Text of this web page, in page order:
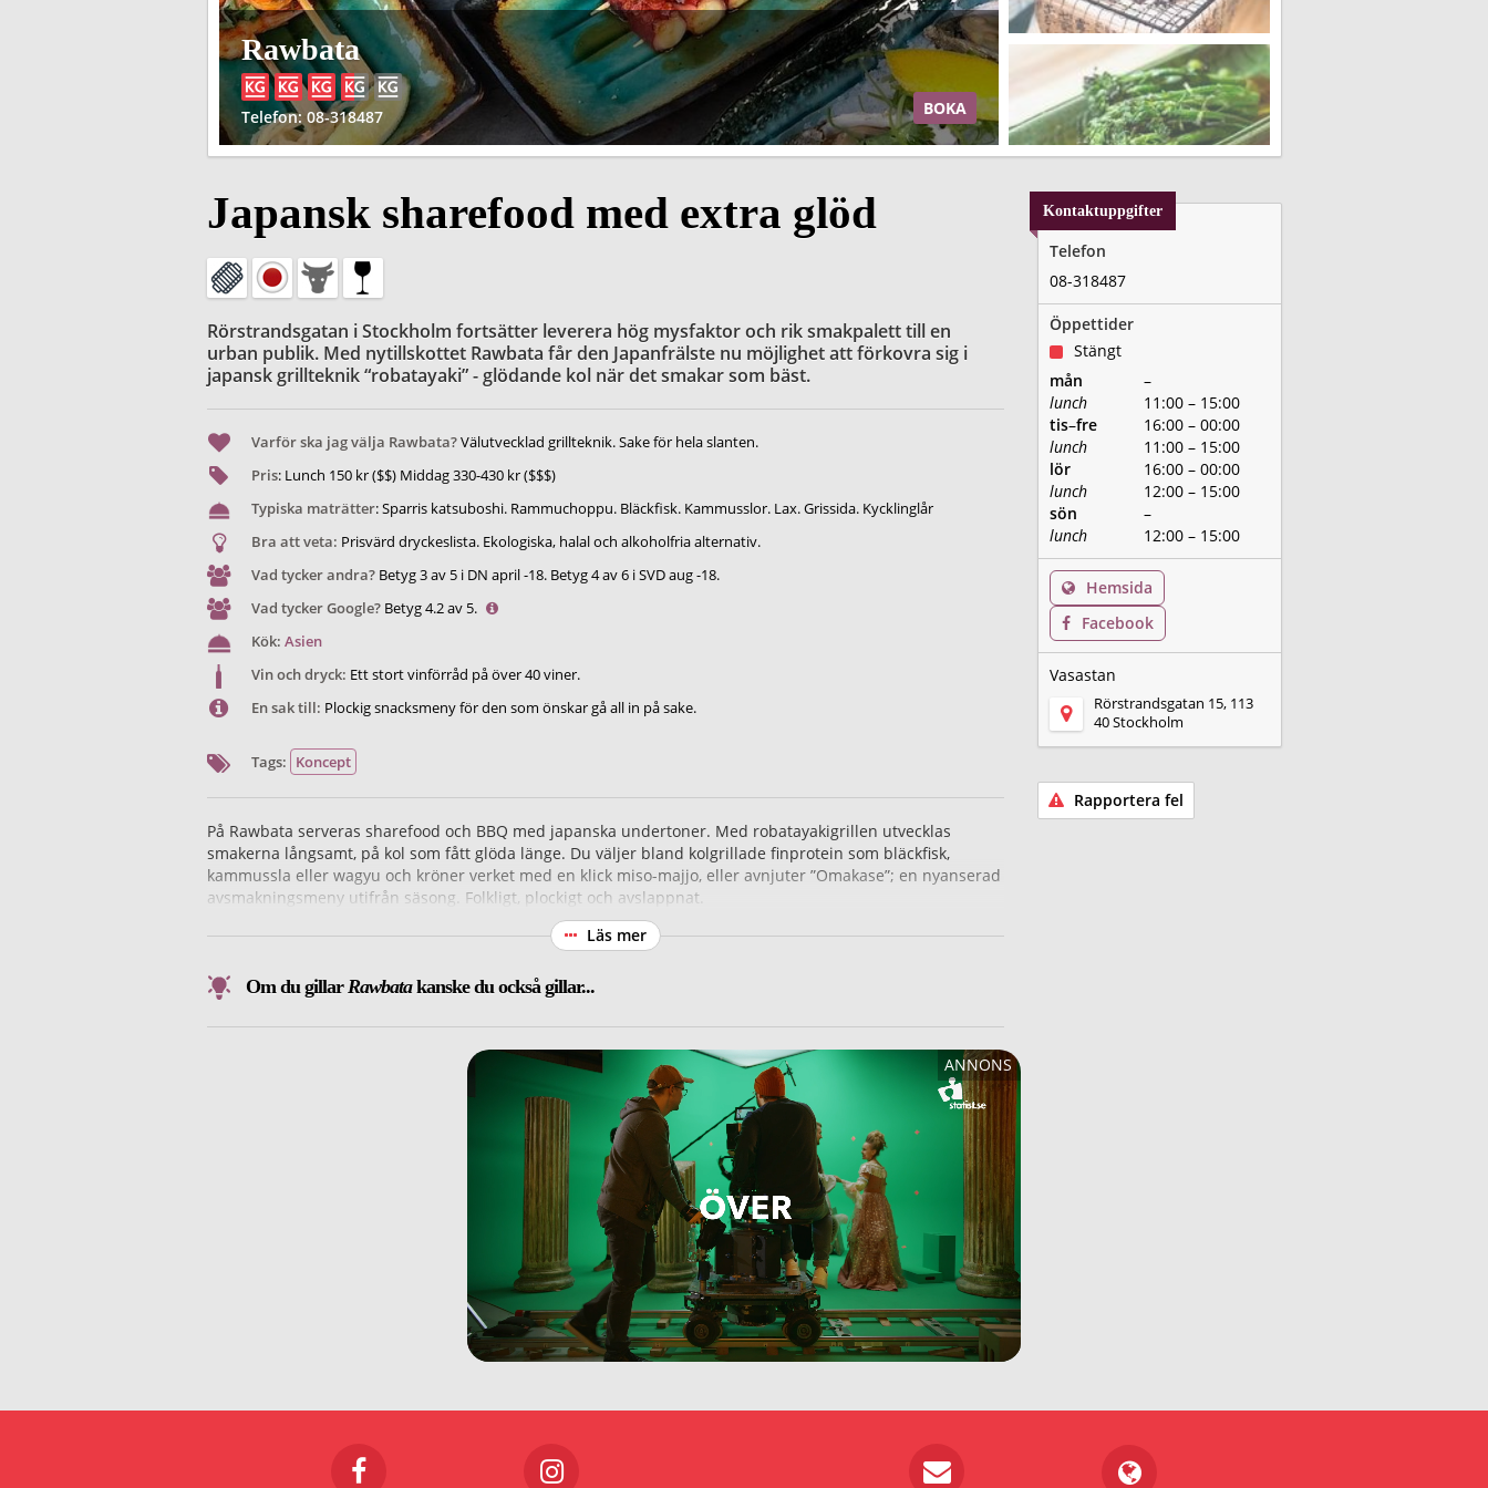
Rawbata
Telefon: 08-318487 BOKA
Japansk sharefood med extra glöd
Rörstrandsgatan i Stockholm fortsätter leverera hög mysfaktor och rik smakpalett till en
urban publik. Med nytillskottet Rawbata får den Japanfrälste nu möjlighet att förkovra sig i
japansk grillteknik “robatayaki” - glödande kol när det smakar som bäst.
Varför ska jag välja Rawbata?Välutvecklad grillteknik. Sake för hela slanten.
Pris: Lunch 150kr ($$) Middag330-430kr ($$$)
Typiska maträtter:Sparris katsuboshi. Rammuchoppu. Bläckfisk. Kammusslor. Lax. Grissida. Kycklinglår
Bra att veta: Prisvärd dryckeslista. Ekologiska, halal och alkoholfria alternativ.
Vad tycker andra? Betyg 3 av 5 i DN april -18. Betyg 4 av 6 i SVD aug -18.
Vad tycker Google? Betyg 4.2 av 5.
Kök: Asien
Vin och dryck: Ett stort vinförråd på över 40 viner.
En sak till: Plockig snacksmeny för den som önskar gå all in på sake.
Tags: Koncept
På Rawbata serveras sharefood och BBQ med japanska undertoner. Med robatayakigrillen utvecklas
smakerna långsamt, på kol som fått glöda länge. Du väljer bland kolgrillade finprotein som bläckfisk,
kammussla eller wagyu och kröner verket med en klick miso-majjo, eller avnjuter ”Omakase”; en nyanserad
avsmakningsmeny utifrån säsong. Folkligt, plockigt och avslappnat.
Bakom mat och koncept står Gustaf Mabrouk, Årets konditor 1995. Och givetvis bjuds det även på
Läs mer
Om du gillarRawbatakanske du också gillar...
Kontaktuppgifter
Telefon
08-318487
Öppettider
Stängt
mån
–
lunch
11:00 – 15:00
tis–fre
16:00 – 00:00
lunch
11:00 – 15:00
lör
16:00 – 00:00
lunch
12:00 – 15:00
sön
–
lunch
12:00 – 15:00
Hemsida
Facebook
Vasastan
Rörstrandsgatan 15, 113
40 Stockholm
Rapportera fel